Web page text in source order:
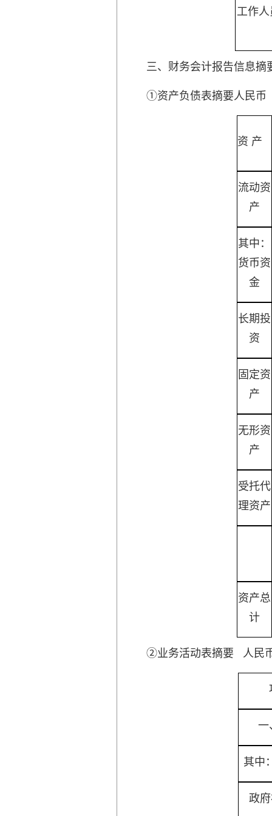
工作
三、财务会计报告信息摘
①资产负债表摘要人民币
资 产
流动资
产
其中：
货币资
金
长期投
资
固定资
产
无形资
产
受托代
理资产
资产总
计
②业务活动表摘要 人民
一
其中
政